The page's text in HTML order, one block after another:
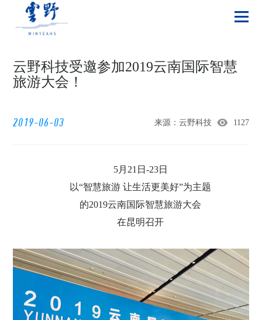
云野科技受邀参加2019云南国际智慧
旅游大会！
2019-06-03 来源：云野科技 1127
5月21日-23日
以“智慧旅游 让生活更美好”为主题
的2019云南国际智慧旅游大会
在昆明召开